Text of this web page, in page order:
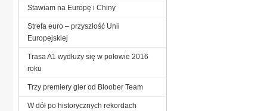
Stawiam na Europę i Chiny
Strefa euro – przyszłość Unii
Europejskiej
Trasa A1 wydłuży się w połowie 2016
roku
Trzy premiery gier od Bloober Team
W dół po historycznych rekordach